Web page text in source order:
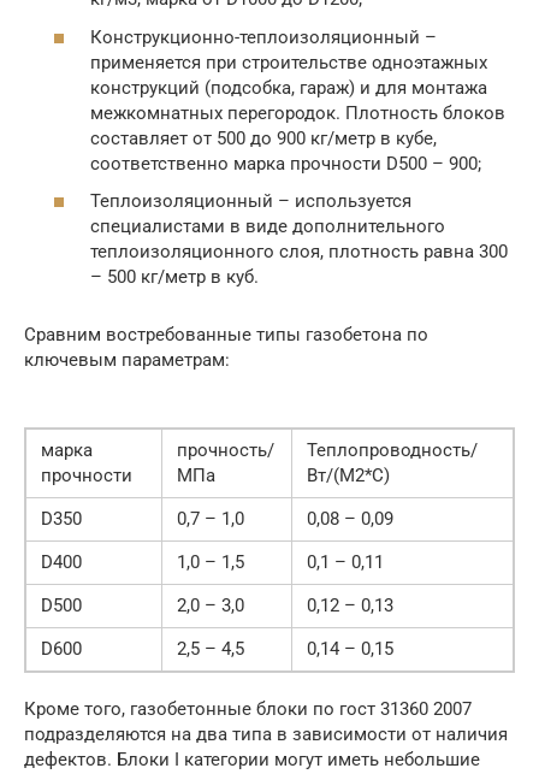
Конструкционно-теплоизоляционный –
применяется при строительстве одноэтажных
конструкций (подсобка, гараж) и для монтажа
межкомнатных перегородок. Плотность блоков
составляет от 500 до 900 кг/метр в кубе,
соответственно марка прочности D500 – 900;
Теплоизоляционный – используется
специалистами в виде дополнительного
теплоизоляционного слоя, плотность равна 300
– 500 кг/метр в куб.
Сравним востребованные типы газобетона по
ключевым параметрам:
марка
прочности
прочность/
МПа
Теплопроводность/
Вт/(М2*С)
D350
0,7 – 1,0
0,08 – 0,09
D400
1,0 – 1,5
0,1 – 0,11
D500
2,0 – 3,0
0,12 – 0,13
D600
2,5 – 4,5 0,14 – 0,15
Кроме того, газобетонные блоки по гост 31360 2007
подразделяются на два типа в зависимости от наличия
дефектов. Блоки I категории могут иметь небольшие